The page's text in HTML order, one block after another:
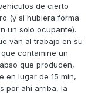
de cierto
(y si hubiera forma
un solo ocupante).
van al trabajo en su
contamine un
que producen,
en lugar de 15 min,
por ahí arriba, la